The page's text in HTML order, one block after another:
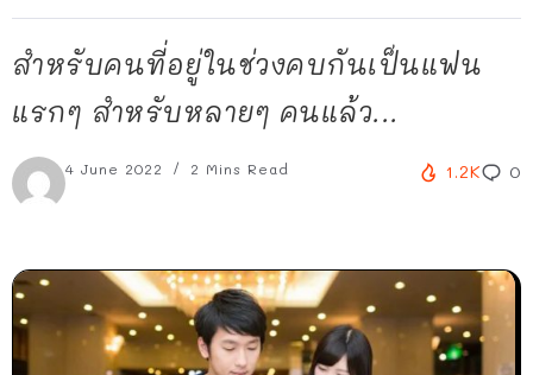
สำหรับคนที่อยู่ในช่วงคบกันเป็นแฟน
แรกๆ สำหรับหลายๆ คนแล้ว...
4 June 2022 2 Mins Read 1.2K 0